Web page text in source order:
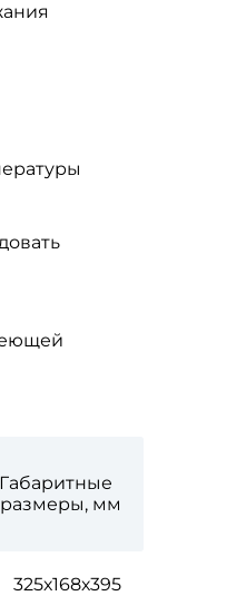
Габаритные
размеры, мм
325х168х395